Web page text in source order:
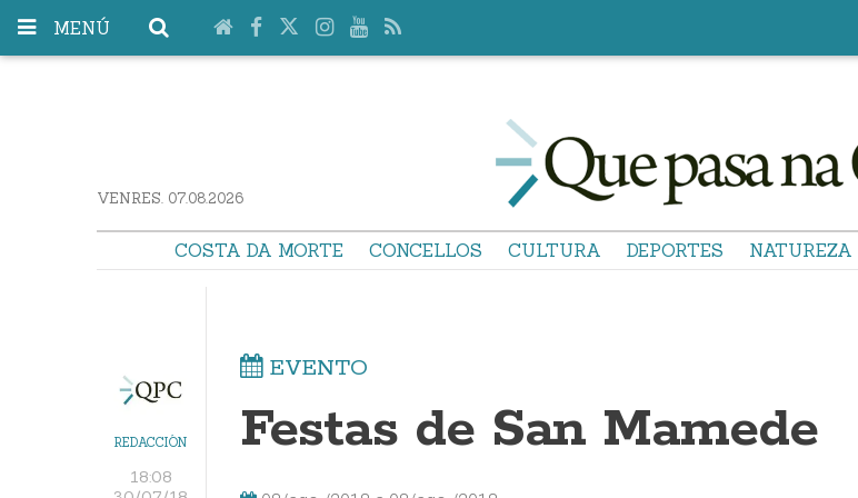
MENÚ
VENRES. 07.08.2026
COSTA DA MORTE CONCELLOS CULTURA DEPORTES NATUREZA
REDACCIÓN
18:08
EVENTO
Festas de San Mamede